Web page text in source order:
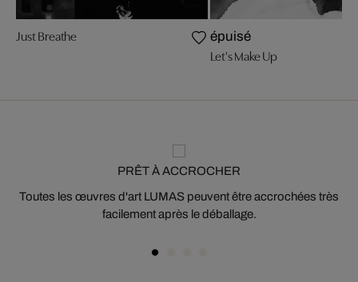
Just Breathe épuisé
Let's Make Up
PRÊT À ACCROCHER
Toutes les œuvres d'art LUMAS peuvent être accrochées très
facilement après le déballage.